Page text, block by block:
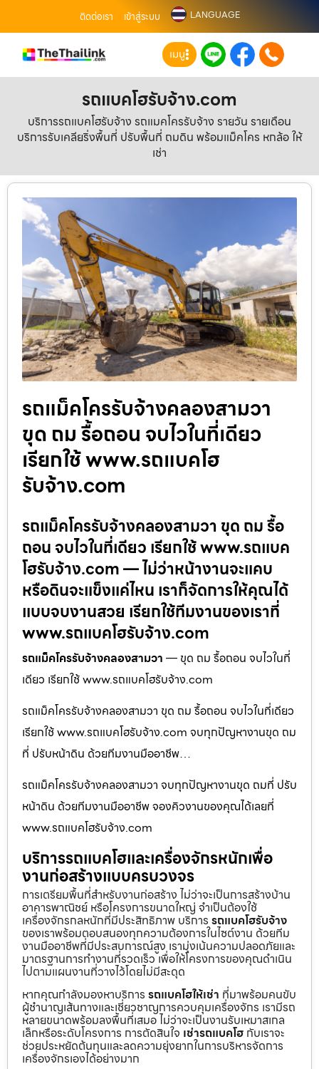
ติดต่อเรา เข้าสู่ระบบ LANGUAGE
เมนู
รถแบคโฮรับจ้าง.com
บริการรถแบคโฮรับจ้าง รถแมคโครรับจ้าง รายวัน รายเดือน
บริการรับเคลียริ่งพื้นที่ ปรับพื้นที่ ถมดิน พร้อมแม็คโคร หกล้อ ให้
เช่า
รถแม็คโครรับจ้างคลองสามวา
ขุด ถม รื้อถอน จบไวในที่เดียว
เรียกใช้ www.รถแบคโฮ
รับจ้าง.com
รถแม็คโครรับจ้างคลองสามวา ขุด ถม รื้อ
ถอน จบไวในที่เดียว เรียกใช้ www.รถแบค
โฮรับจ้าง.com — ไม่ว่าหน้างานจะแคบ
หรือดินจะแข็งแค่ไหน เราก็จัดการให้คุณได้
แบบจบงานสวย เรียกใช้ทีมงานของเราที่
www.รถแบคโฮรับจ้าง.com
รถแม็คโครรับจ้างคลองสามวา — ขุด ถม รื้อถอน จบไวในที่
เดียว เรียกใช้ www.รถแบคโฮรับจ้าง.com
รถแม็คโครรับจ้างคลองสามวา ขุด ถม รื้อถอน จบไวในที่เดียว
เรียกใช้ www.รถแบคโฮรับจ้าง.com จบทุกปัญหางานขุด ถม
ที่ ปรับหน้าดิน ด้วยทีมงานมืออาชีพ…
รถแม็คโครรับจ้างคลองสามวา จบทุกปัญหางานขุด ถมที่ ปรับ
หน้าดิน ด้วยทีมงานมืออาชีพ จองคิวงานของคุณได้เลยที่
www.รถแบคโฮรับจ้าง.com
บริการรถแบคโฮและเครื่องจักรหนักเพื่อ
งานก่อสร้างแบบครบวงจร
การเตรียมพื้นที่สำหรับงานก่อสร้าง ไม่ว่าจะเป็นการสร้างบ้าน
อาคารพาณิชย์ หรือโครงการขนาดใหญ่ จำเป็นต้องใช้
เครื่องจักรกลหนักที่มีประสิทธิภาพ บริการ รถแบคโฮรับจ้าง
ของเราพร้อมตอบสนองทุกความต้องการในไซต์งาน ด้วยทีม
งานมืออาชีพที่มีประสบการณ์สูง เรามุ่งเน้นความปลอดภัยและ
มาตรฐานการทำงานที่รวดเร็ว เพื่อให้โครงการของคุณดำเนิน
ไปตามแผนงานที่วางไว้โดยไม่มีสะดุด
หากคุณกำลังมองหาบริการ รถแบคโฮให้เช่า ที่มาพร้อมคนขับ
ผู้ชำนาญเส้นทางและเชี่ยวชาญการควบคุมเครื่องจักร เรามีรถ
หลายขนาดพร้อมลงพื้นที่เสมอ ไม่ว่าจะเป็นงานรับเหมาสเกล
เล็กหรือระดับโครงการ การตัดสินใจ เช่ารถแบคโฮ กับเราจะ
ช่วยประหยัดต้นทุนและลดความยุ่งยากในการบริหารจัดการ
เครื่องจักรเองได้อย่างมาก